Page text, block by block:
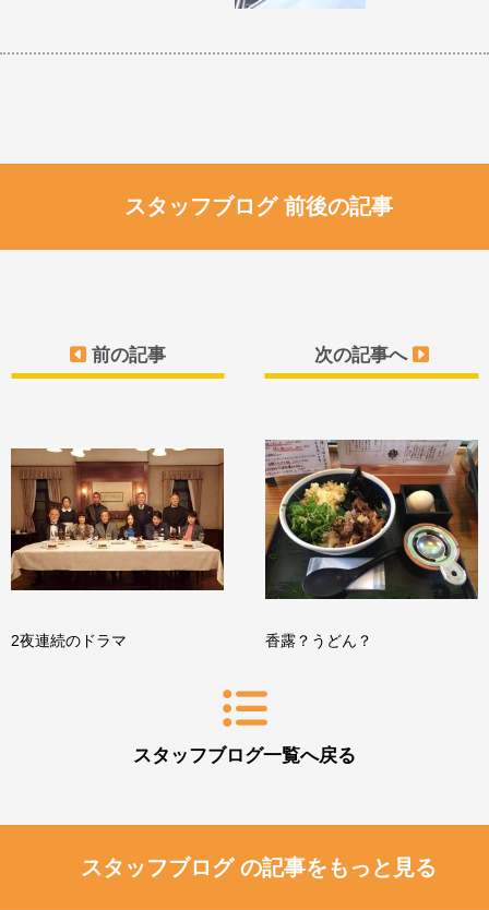
スタッフブログ 前後の記事
前の記事
2夜連続のドラマ
スタッフブログ一覧へ戻る
次の記事へ
香露？うどん？
スタッフブログ の記事をもっと見る